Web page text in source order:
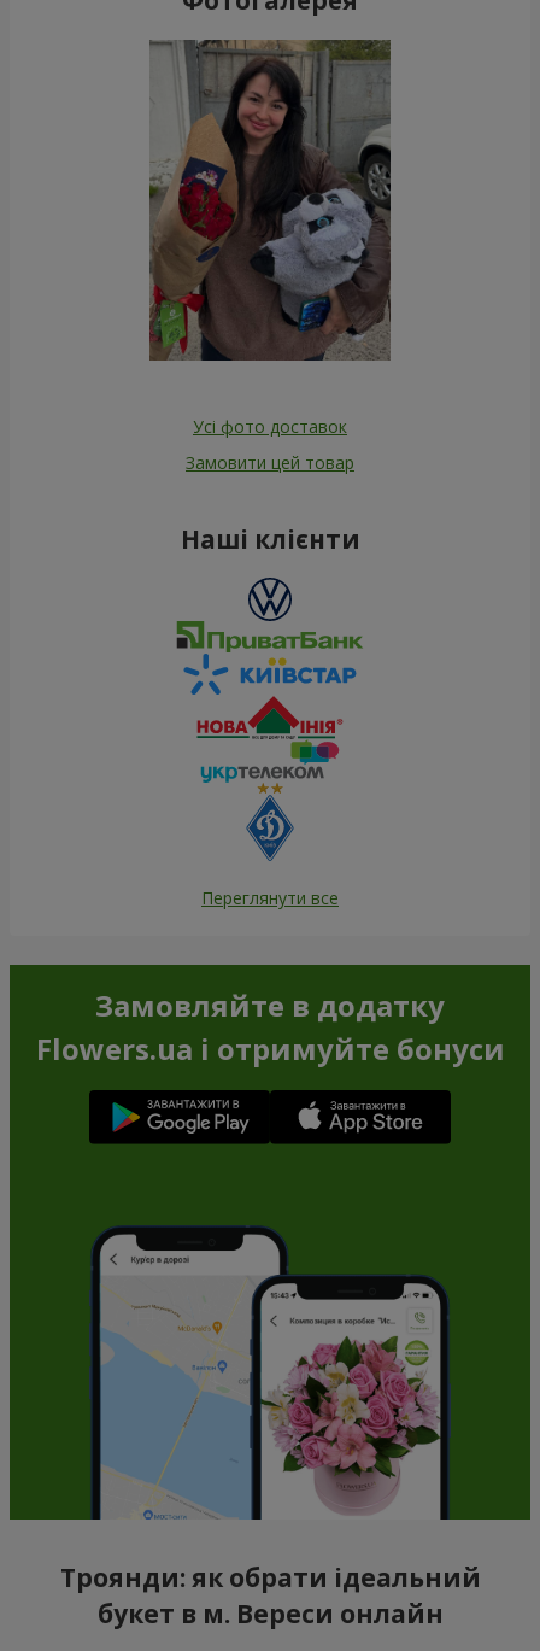
Усі фото доставок
Замовити цей товар
Наші клієнти
Переглянути все
Замовляйте в додатку
Flowers.ua і отримуйте бонуси
Троянди: як обрати ідеальний
букет в м. Вереси онлайн